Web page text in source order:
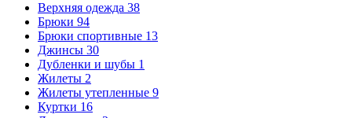
Верхняя одежда 38
Брюки 94
Брюки спортивные 13
Джинсы 30
Дубленки и шубы 1
Жилеты 2
Жилеты утепленные 9
Куртки 16